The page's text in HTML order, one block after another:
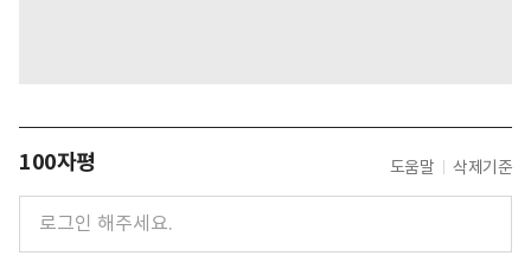
100자평 도움말 삭제기준